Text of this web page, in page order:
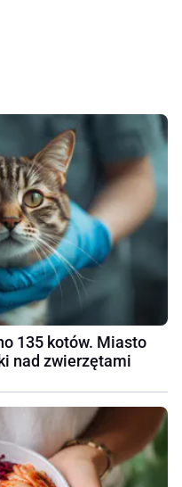
135 kotów. Miasto
nad zwierzętami